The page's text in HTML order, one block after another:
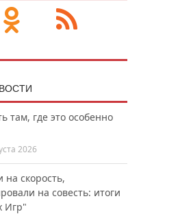
там, где это особенно
2026
на скорость,
на совесть: итоги
Игр"